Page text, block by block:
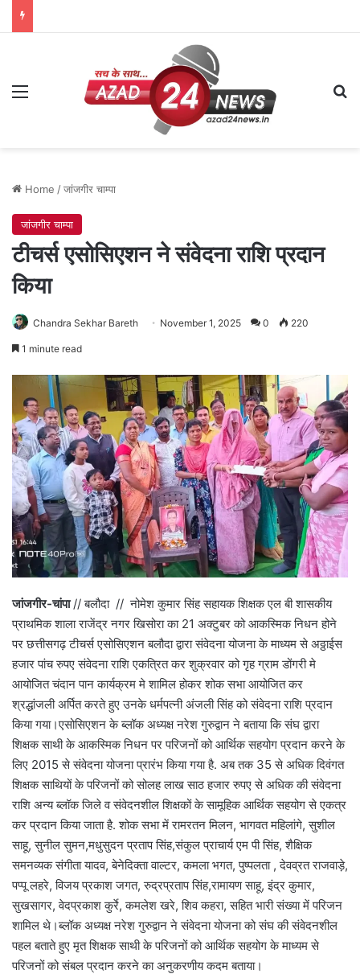
Menu
Home /जांजगीर चाम्पा
जांजगीर चाम्पा
टीचर्स एसोसिएशन ने संवेदना राशि प्रदान
किया
Chandra Sekhar Bareth November 1, 2025 0 220
1 minute read
जांजगीर-चांपा// बलौदा // नोमेश कुमार सिंह सहायक शिक्षक एल बी शासकीय
प्राथमिक शाला राजेंद्र नगर खिसोरा का 21 अक्टुबर को आकस्मिक निधन होने
पर छत्तीसगढ़ टीचर्स एसोसिएशन बलौदा द्वारा संवेदना योजना के माध्यम से अठ्ठाईस
हजार पांच रुपए संवेदना राशि एकत्रित कर शुक्रवार को गृह ग्राम डोंगरी मे
आयोजित चंदान पान कार्यक्रम मे शामिल होकर शोक सभा आयोजित कर
श्रद्धांजली अर्पित करते हुए उनके धर्मपत्नी अंजली सिंह को संवेदना राशि प्रदान
किया गया।एसोसिएशन के ब्लॉक अध्यक्ष नरेश गुरुद्वान ने बताया कि संघ द्वारा
शिक्षक साथी के आकस्मिक निधन पर परिजनों को आर्थिक सहयोग प्रदान करने के
लिए 2015 से संवेदना योजना प्रारंभ किया गया है. अब तक 35 से अधिक दिवंगत
शिक्षक साथियों के परिजनों को सोलह लाख साठ हजार रुपए से अधिक की संवेदना
राशि अन्य ब्लॉक जिले व संवेदनशील शिक्षकों के सामूहिक आर्थिक सहयोग से एकत्र
कर प्रदान किया जाता है. शोक सभा में रामरतन मिलन, भागवत महिलांगे, सुशील
साहू, सुनील सुमन,मधुसुदन प्रताप सिंह,संकुल प्राचार्य एम पी सिंह, शैक्षिक
समनव्यक संगीता यादव, बेनेदिक्ता वाल्टर, कमला भगत, पुष्पलता , देवव्रत राजवाड़े,
पप्पू लहरे, विजय प्रकाश जगत, रुद्रप्रताप सिंह,रामायण साहू, इंद्र कुमार,
सुखसागर, वेदप्रकाश कुर्रे, कमलेश खरे, शिव कहरा, सहित भारी संख्या में परिजन
शामिल थे।ब्लॉक अध्यक्ष नरेश गुरुद्वान ने संवेदना योजना को संघ की संवेदनशील
पहल बताते हुए मृत शिक्षक साथी के परिजनों को आर्थिक सहयोग के माध्यम से
परिजनों को संबल प्रदान करने का अनुकरणीय कदम बताया।